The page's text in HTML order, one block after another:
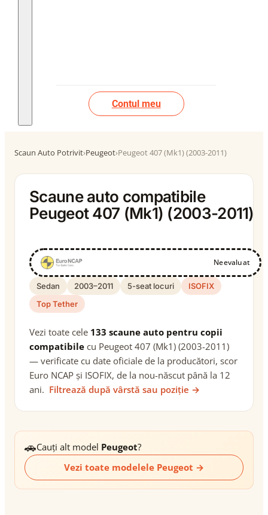
Contul meu
Scaun Auto Potrivit›Peugeot›Peugeot 407 (Mk1) (2003-2011)
Scaune auto compatibile
Peugeot 407 (Mk1) (2003-2011)
Neevaluat
Sedan 2003–2011 5-seat locuri
ISOFIX
Top Tether
Vezi toate cele 133 scaune auto pentru copii
compatibile cu Peugeot 407 (Mk1) (2003-2011)
— verificate cu date oficiale de la producători, scor
Euro NCAP și ISOFIX, de la nou-născut până la 12
ani. Filtrează după vârstă sau poziție →
🚗Cauți alt model Peugeot?
Vezi toate modelele Peugeot →